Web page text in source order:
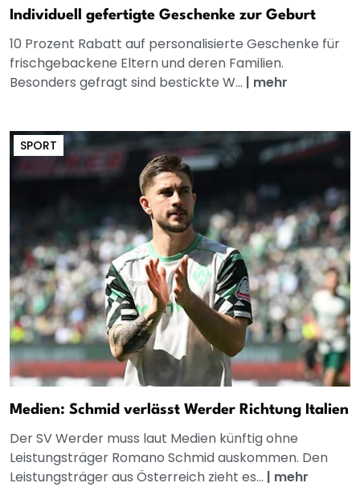
Individuell gefertigte Geschenke zur Geburt
10 Prozent Rabatt auf personalisierte Geschenke für
frischgebackene Eltern und deren Familien.
Besonders gefragt sind bestickte W... | mehr
SPORT
Medien: Schmid verlässt Werder Richtung Italien
Der SV Werder muss laut Medien künftig ohne
Leistungsträger Romano Schmid auskommen. Den
Leistungsträger aus Österreich zieht es... | mehr